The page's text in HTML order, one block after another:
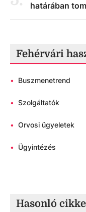
határában
Fehérvári
• Buszmenetrend
• Szolgáltatók
• Orvosi ügyeletek
• Ügyintézés
Hasonló